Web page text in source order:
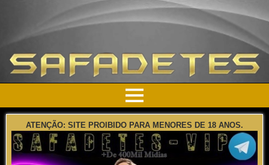
ATENÇÃO: SITE PROIBIDO PARA MENORES DE 18 ANOS.